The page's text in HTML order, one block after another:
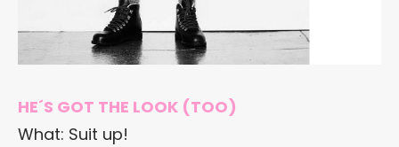
HE´S GOT THE LOOK (TOO)
What: Suit up!